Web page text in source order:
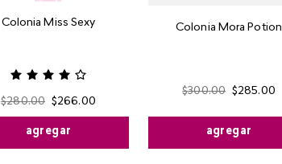
Colonia Miss Sexy
$280.00 $266.00
agregar
Colonia Mora Potion
$300.00 $285.00
agregar